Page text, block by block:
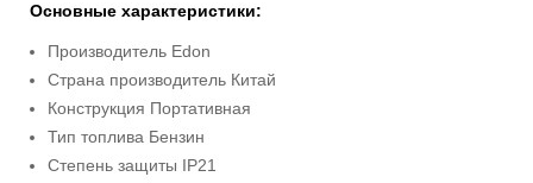
Основные характеристики:
Производитель Edon
Страна производитель Китай
Конструкция Портативная
Тип топлива Бензин
Степень защиты IP21